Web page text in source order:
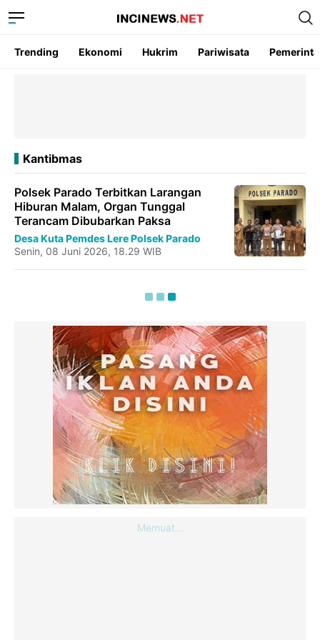
Trending Ekonomi Hukrim Pariwisata
Kantibmas
Polsek Parado Terbitkan Larangan
Hiburan Malam, Organ Tunggal
Terancam Dibubarkan Paksa
Desa KutaPemdes LerePolsek Parado
Senin, 08 Juni 2026, 18.29 WIB
Memuat...